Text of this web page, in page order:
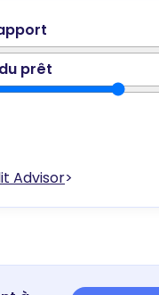
prêt
Advisor>